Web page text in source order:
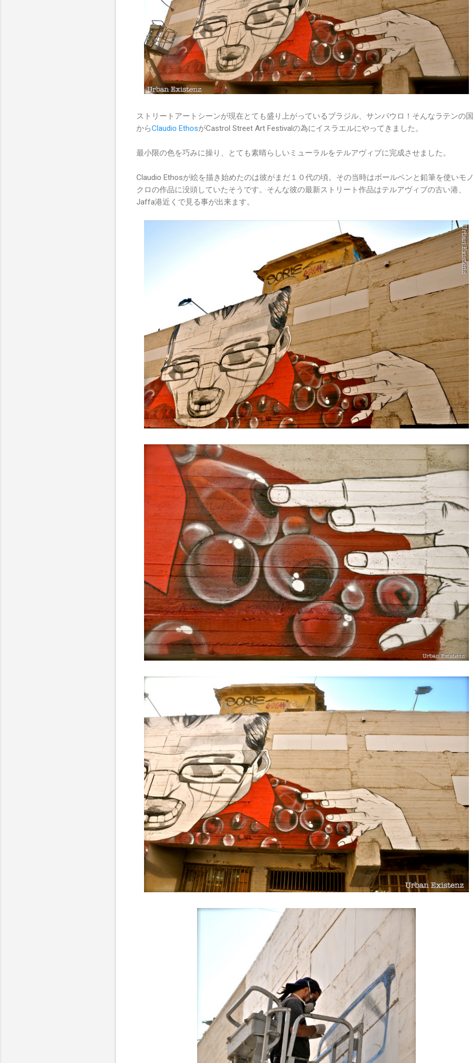
ストリートアートシーンが現在とても盛り上がっているブラジル、サンパウロ！そんなラテンの国
からClaudio EthosがCastrol Street Art Festivalの為にイスラエルにやってきました。
最小限の色を巧みに操り、とても素晴らしいミューラルをテルアヴィブに完成させました。
Claudio Ethosが絵を描き始めたのは彼がまだ１０代の頃。その当時はボールペンと鉛筆を使いモノ
クロの作品に没頭していたそうです。そんな彼の最新ストリート作品はテルアヴィブの古い港、
Jaffa港近くで見る事が出来ます。